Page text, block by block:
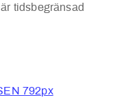
tidsbegränsad